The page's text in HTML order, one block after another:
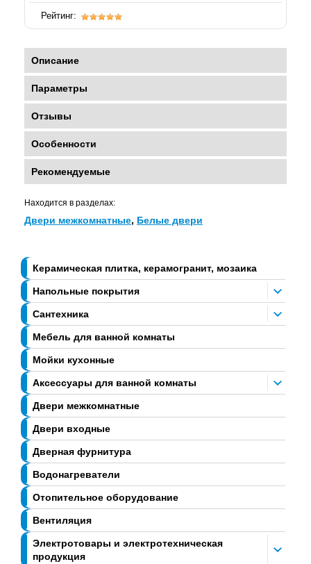
Керамическая плитка, керамогранит, мозаика
Напольные покрытия
Сантехника
Мебель для ванной комнаты
Мойки кухонные
Аксессуары для ванной комнаты
Двери межкомнатные
Двери входные
Дверная фурнитура
Водонагреватели
Отопительное оборудование
Вентиляция
Электротовары и электротехническая
продукция
Рейтинг:
Описание
Параметры
Отзывы
Особенности
Рекомендуемые
Находится в разделах:
Двери межкомнатные, Белые двери